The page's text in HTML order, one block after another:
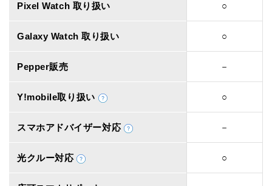
Pixel Watch 取り扱い ○
Galaxy Watch 取り扱い ○
Pepper販売 －
Y!mobile取り扱い ○
スマホアドバイザー対応 －
光クルー対応 ○